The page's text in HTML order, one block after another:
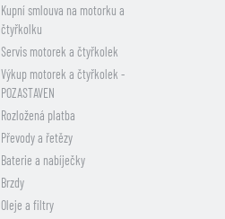
Kupní smlouva na motorku a
čtyřkolku
Servis motorek a čtyřkolek
Výkup motorek a čtyřkolek -
POZASTAVEN
Rozložená platba
Převody a řetězy
Baterie a nabíječky
Brzdy
Oleje a filtry